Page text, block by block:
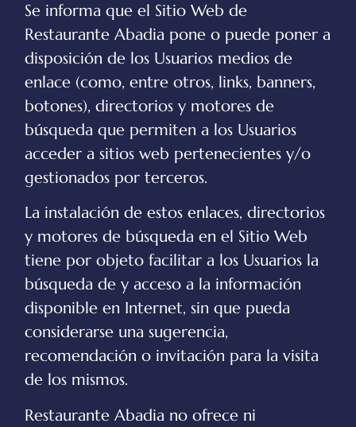
Se informa que el Sitio Web de
Restaurante Abadia pone o puede poner a
disposición de los Usuarios medios de
enlace (como, entre otros, links, banners,
botones), directorios y motores de
búsqueda que permiten a los Usuarios
acceder a sitios web pertenecientes y/o
gestionados por terceros.
La instalación de estos enlaces, directorios
y motores de búsqueda en el Sitio Web
tiene por objeto facilitar a los Usuarios la
búsqueda de y acceso a la información
disponible en Internet, sin que pueda
considerarse una sugerencia,
recomendación o invitación para la visita
de los mismos.
Restaurante Abadia no ofrece ni